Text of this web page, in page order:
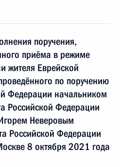
поручения,
приёма в режиме
жителя Еврейской
по поручению
Федерации начальником
Российской Федерации
Неверовым
Российской Федерации
8 октября 2021 года